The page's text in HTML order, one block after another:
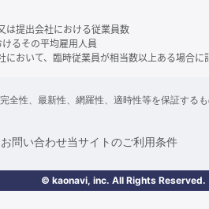
は提出会社における従業員数
るその平均雇用人員
おいて、臨時従業員が相当数以上ある場合に
全性、最新性、網羅性、適時性等を保証する
お問い合わせ当サイトのご利用条件
© kaonavi, inc. All Rights Reserved.